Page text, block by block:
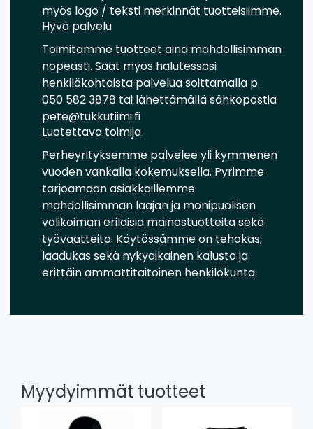
myös logo / teksti merkinnät tuotteisiimme.
Hyvä palvelu
Toimitamme tuotteet aina mahdollisimman
nopeasti. Saat myös halutessasi
henkilökohtaista palvelua soittamalla p.
050 582 3878 tai lähettämällä sähköpostia
pete@tukkutiimi.fi
Luotettava toimija
Perheyrityksemme palvelee yli kymmenen
vuoden vankalla kokemuksella. Pyrimme
tarjoamaan asiakkaillemme
mahdollisimman laajan ja monipuolisen
valikoiman erilaisia mainostuotteita sekä
työvaatteita. Käytössämme on tehokas,
laadukas sekä nykyaikainen kalusto ja
erittäin ammattitaitoinen henkilökunta.
Myydyimmät tuotteet